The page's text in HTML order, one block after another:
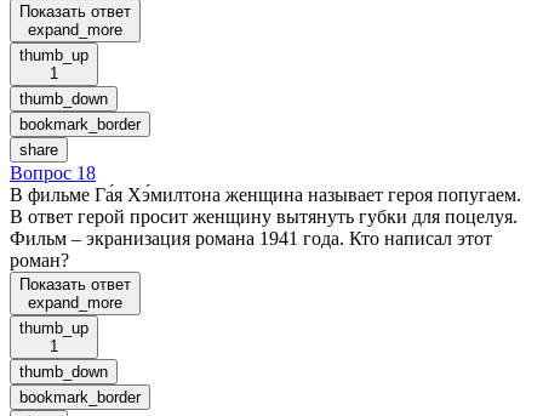
Показать ответ
expand_more
thumb_up
1
thumb_down
bookmark_border
share
Вопрос 18
В фильме Га́я Хэ́милтона женщина называет героя попугаем.
В ответ герой просит женщину вытянуть губки для поцелуя.
Фильм – экранизация романа 1941 года. Кто написал этот
роман?
Показать ответ
expand_more
thumb_up
1
thumb_down
bookmark_border